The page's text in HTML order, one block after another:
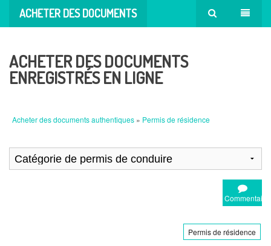
ACHETER DES DOCUMENTS
ACHETER DES DOCUMENTS
ENREGISTRÉS EN LIGNE
Acheter des documents authentiques » Permis de résidence
Commentaire
Permis de résidence